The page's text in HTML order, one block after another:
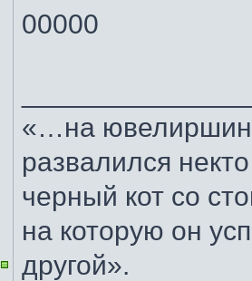
00000
«…на
развалился
черный кот со
на которую он
другой».